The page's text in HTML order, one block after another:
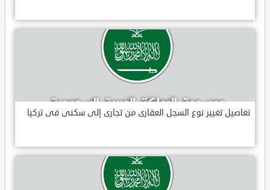
تغاصيل تغيير نوع السجل العقارى من تجارى إلى سكنى فى تركيا